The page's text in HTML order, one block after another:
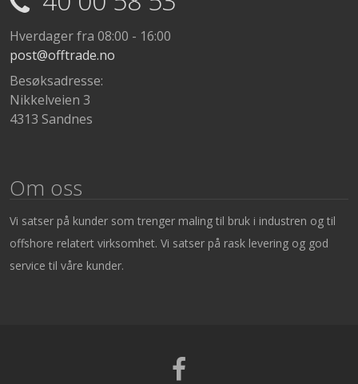
Hverdager fra 08:00 - 16:00
post@offtrade.no
Besøksadresse:
Nikkelveien 3
4313 Sandnes
Om oss
Vi satser på kunder som trenger maling til bruk i industren og til
offshore relatert virksomhet. Vi satser på rask levering og god
service til våre kunder.